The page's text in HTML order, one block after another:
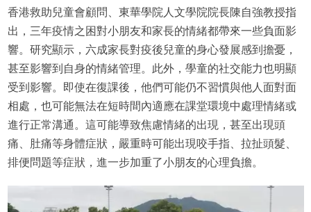
香港救助兒童會顧問、東華學院人文學院院長陳自強教授指
出，三年疫情之困對小朋友和家長的情緒都帶來一些負面影
響。研究顯示，六成家長對疫後兒童的身心發展感到擔憂，
甚至影響到自身的情緒管理。此外，學童的社交能力也明顯
受到影響。即使在復課後，他們可能仍不習慣與他人面對面
相處，也可能無法在短時間內適應在課堂環境中處理情緒或
進行正常溝通。這可能導致焦慮情緒的出現，甚至出現頭
痛、肚痛等身體症狀，嚴重時可能出現咬手指、拉扯頭髮、
排便問題等症狀，進一步加重了小朋友的心理負擔。